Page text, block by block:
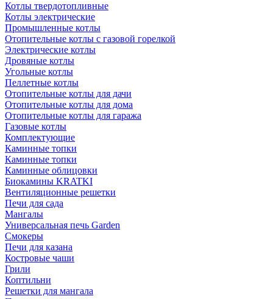
Котлы твердотопливные
Котлы электрические
Промышленные котлы
Отопительные котлы с газовой горелкой
Электрические котлы
Дровяные котлы
Угольные котлы
Пеллетные котлы
Отопительные котлы для дачи
Отопительные котлы для дома
Отопительные котлы для гаража
Газовые котлы
Комплектующие
Каминные топки
Каминные топки
Каминные облицовки
Биокамины KRATKI
Вентиляционные решетки
Печи для сада
Мангалы
Универсальная печь Garden
Смокеры
Печи для казана
Костровые чаши
Грили
Коптильни
Решетки для мангала